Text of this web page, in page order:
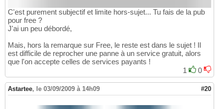
C'est purement subjectif et limite hors-sujet... Tu fais de la pub
pour free ?
J'ai un peu débordé,
Mais, hors la remarque sur Free, le reste est dans le sujet ! Il
est difficile de reprocher une panne à un service gratuit, alors
que l'on accepte celles de services payants !
1
0
Astartee, le 03/09/2009 à 14h09 #20